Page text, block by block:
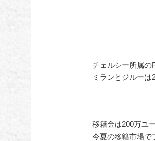
チェルシー所属の
ミランとジルーは2
移籍金は200万ユ
今夏の移籍市場で